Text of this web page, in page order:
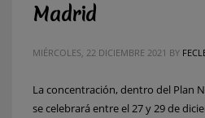
Madrid
MIÉRCOLES, 22 DICIEMBRE 2021 BY
La concentración, dentro del Plan
se celebrará entre el 27 y 29 de